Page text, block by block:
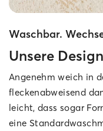
Waschbar.
Unsere
Angenehm weich in
fleckenabweisend
leicht, dass sogar
eine